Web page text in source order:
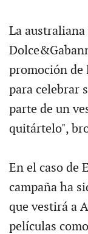
La
promoción de
para celebrar
parte de un
quitártelo",
En el caso de
campaña ha
que vestirá a
películas